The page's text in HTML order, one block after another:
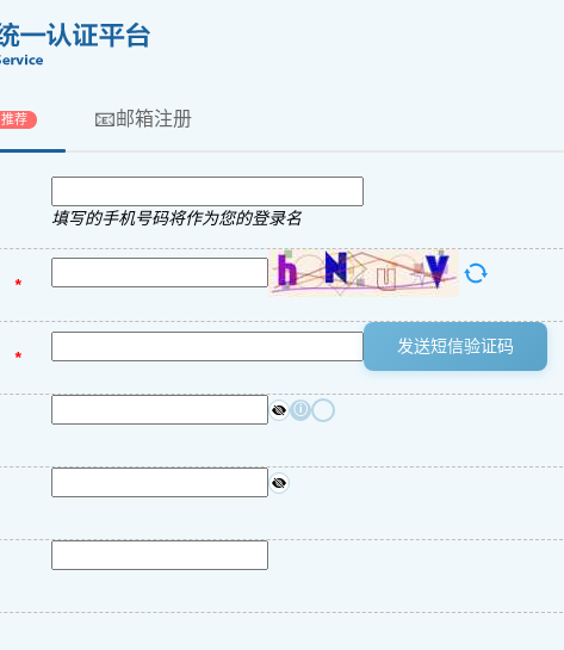
推荐 📧邮箱注册
填写的手机号码将作为您的登录名
*
*
发送短信验证码
ⓘ